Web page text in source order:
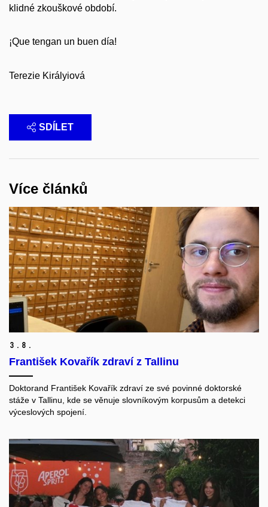
klidné zkouškové období.
¡Que tengan un buen día!
Terezie Királyiová
SDÍLET
Více článků
3. 8.
František Kovařík zdraví z Tallinu
Doktorand František Kovařík zdraví ze své povinné doktorské
stáže v Tallinu, kde se věnuje slovníkovým korpusům a detekci
výceslových spojení.